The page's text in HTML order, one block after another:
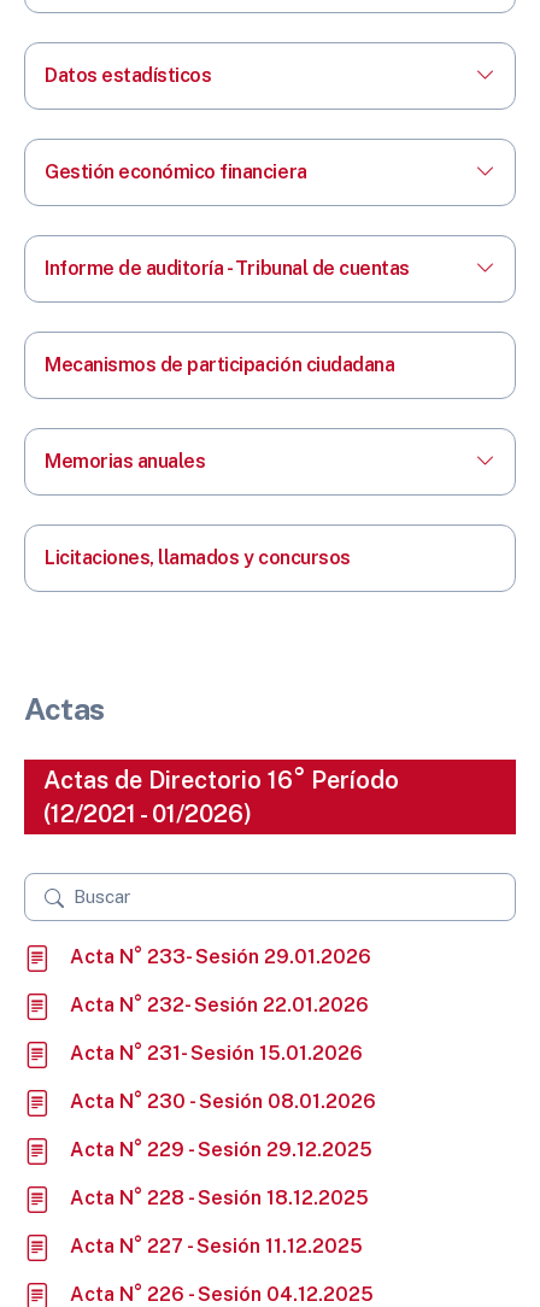
Datos estadísticos
Gestión económico financiera
Informe de auditoría - Tribunal de cuentas
Mecanismos de participación ciudadana
Memorias anuales
Licitaciones, llamados y concursos
Actas
Actas de Directorio 16° Período
(12/2021 - 01/2026)
Acta N° 233- Sesión 29.01.2026
Acta N° 232- Sesión 22.01.2026
Acta N° 231- Sesión 15.01.2026
Acta N° 230 - Sesión 08.01.2026
Acta N° 229 - Sesión 29.12.2025
Acta N° 228 - Sesión 18.12.2025
Acta N° 227 - Sesión 11.12.2025
Acta N° 226 - Sesión 04.12.2025